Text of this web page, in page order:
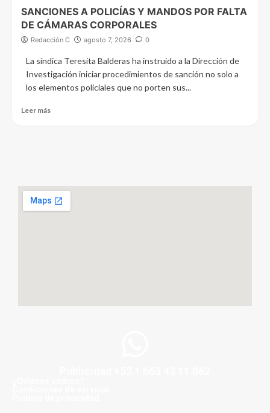
SANCIONES A POLICÍAS Y MANDOS POR FALTA
DE CÁMARAS CORPORALES
Redacción C agosto 7, 2026 0
La síndica Teresita Balderas ha instruido a la Dirección de
Investigación iniciar procedimientos de sanción no solo a
los elementos policiales que no porten sus...
Leer más